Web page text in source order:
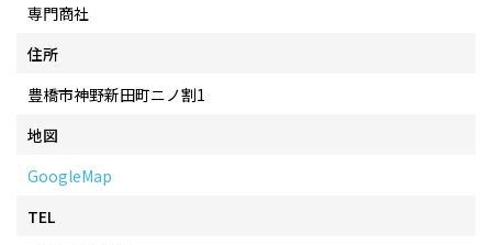
専門商社
住所
豊橋市神野新田町ニノ割1
地図
GoogleMap
TEL